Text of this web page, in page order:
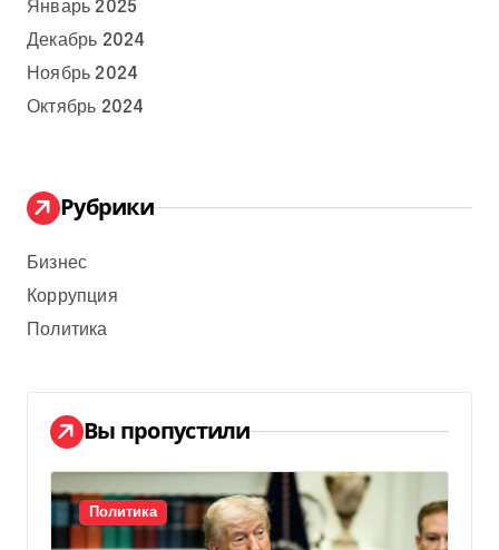
Январь 2025
Декабрь 2024
Ноябрь 2024
Октябрь 2024
Рубрики
Бизнес
Коррупция
Политика
Вы пропустили
Политика